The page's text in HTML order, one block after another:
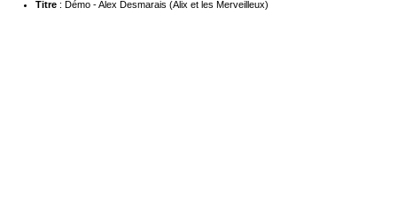
Titre : Démo - Alex Desmarais (Alix et les Merveilleux)